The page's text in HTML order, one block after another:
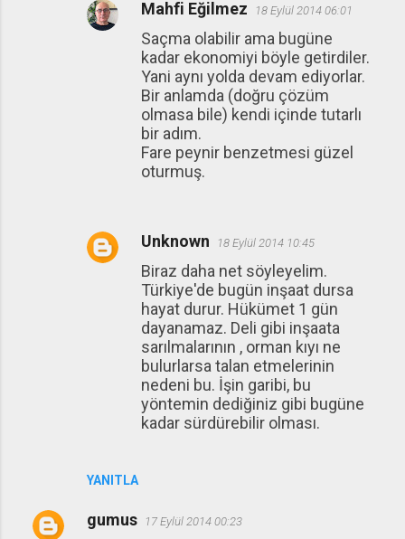
YANITLA
Mahfi Eğilmez 18 Eylül 2014 06:01
Saçma olabilir ama bugüne
kadar ekonomiyi böyle getirdiler.
Yani aynı yolda devam ediyorlar.
Bir anlamda (doğru çözüm
olmasa bile) kendi içinde tutarlı
bir adım.
Fare peynir benzetmesi güzel
oturmuş.
Unknown 18 Eylül 2014 10:45
Biraz daha net söyleyelim.
Türkiye'de bugün inşaat dursa
hayat durur. Hükümet 1 gün
dayanamaz. Deli gibi inşaata
sarılmalarının , orman kıyı ne
bulurlarsa talan etmelerinin
nedeni bu. İşin garibi, bu
yöntemin dediğiniz gibi bugüne
kadar sürdürebilir olması.
gumus 17 Eylül 2014 00:23